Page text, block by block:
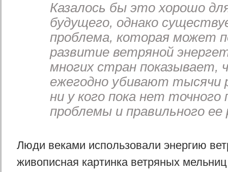
Казалось бы это хорошо
будущего, однако
проблема, которая может
развитие ветряной
многих стран показывает,
ежегодно убивают тысячи
ни у кого пока нет точного
проблемы и правильного ее
Люди веками использовали энергию
живописная картинка ветряных